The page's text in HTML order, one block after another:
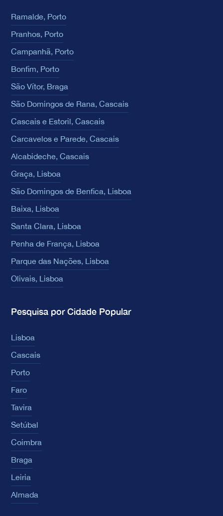
Ramalde, Porto
Pranhos, Porto
Campanhã, Porto
Bonfim, Porto
São Vítor, Braga
São Domingos de Rana, Cascais
Cascais e Estoril, Cascais
Carcavelos e Parede, Cascais
Alcabideche, Cascais
Graça, Lisboa
São Domingos de Benfica, Lisboa
Baixa, Lisboa
Santa Clara, Lisboa
Penha de França, Lisboa
Parque das Nações, Lisboa
Olivais, Lisboa
Pesquisa por Cidade Popular
Lisboa
Cascais
Porto
Faro
Tavira
Setúbal
Coimbra
Braga
Leiria
Almada